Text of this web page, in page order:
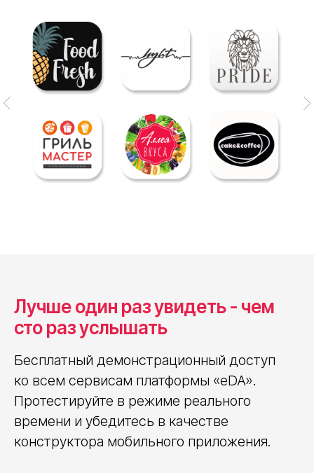
Лучше один раз увидеть - чем
сто раз услышать
Бесплатный демонстрационный доступ
ко всем сервисам платформы «eDA».
Протестируйте в режиме реального
времени и убедитесь в качестве
конструктора мобильного приложения.